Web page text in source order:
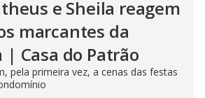
e Sheila reagem
marcantes da
Casa do Patrão
pela primeira vez, a cenas das festas